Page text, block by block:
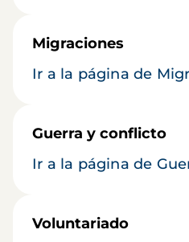
Migraciones
Ir a la página de
Guerra y conflicto
Ir a la página de
Voluntariado